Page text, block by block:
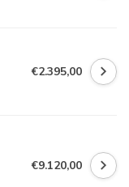
€2.395,00
€9.120,00